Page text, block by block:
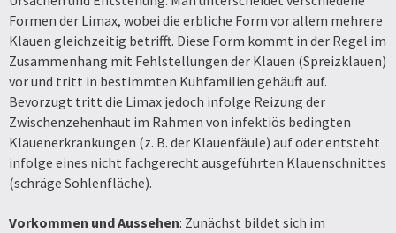
Formen der Limax, wobei die erbliche Form vor allem mehrere
Klauen gleichzeitig betrifft. Diese Form kommt in der Regel im
Zusammenhang mit Fehlstellungen der Klauen (Spreizklauen)
vor und tritt in bestimmten Kuhfamilien gehäuft auf.
Bevorzugt tritt die Limax jedoch infolge Reizung der
Zwischenzehenhaut im Rahmen von infektiös bedingten
Klauenerkrankungen (z. B. der Klauenfäule) auf oder entsteht
infolge eines nicht fachgerecht ausgeführten Klauenschnittes
(schräge Sohlenfläche).
Vorkommen und Aussehen: Zunächst bildet sich im